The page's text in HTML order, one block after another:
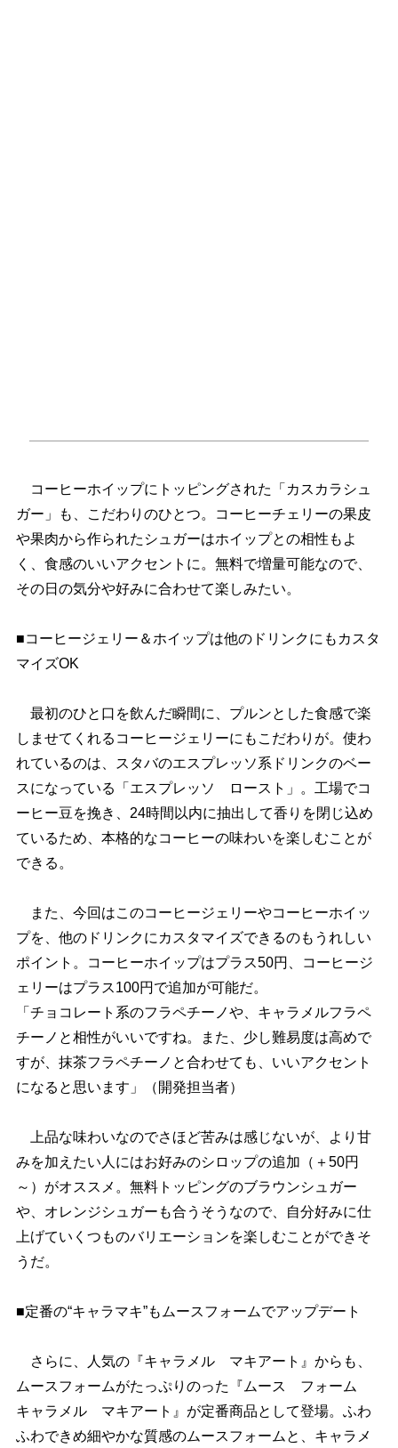
コーヒーホイップにトッピングされた「カスカラシュ
ガー」も、こだわりのひとつ。コーヒーチェリーの果皮
果肉から作られたシュガーはホイップとの相性もよ
く、食感のいいアクセントに。無料で増量可能なので、
その日の気分や好みに合わせて楽しみたい。
■コーヒージェリー＆ホイップは他のドリンクにもカスタ
マイズOK
最初のひと口を飲んだ瞬間に、プルンとした食感で楽
しませてくれるコーヒージェリーにもこだわりが。使わ
れているのは、スタバのエスプレッソ系ドリンクのベー
スになっている「エスプレッソ ロースト」。工場でコ
ーヒー豆を挽き、24時間以内に抽出して香りを閉じ込め
ているため、本格的なコーヒーの味わいを楽しむことが
できる。
また、今回はこのコーヒージェリーやコーヒーホイッ
プを、他のドリンクにカスタマイズできるのもうれしい
ポイント。コーヒーホイップはプラス50円、コーヒージ
ェリーはプラス100円で追加が可能だ。
「チョコレート系のフラペチーノや、キャラメルフラペ
チーノと相性がいいですね。また、少し難易度は高めで
すが、抹茶フラペチーノと合わせても、いいアクセント
になると思います」（開発担当者）
上品な味わいなのでさほど苦みは感じないが、より甘
みを加えたい人にはお好みのシロップの追加（＋50円
～）がオススメ。無料トッピングのブラウンシュガー
、オレンジシュガーも合うそうなので、自分好みに仕
上げていくつものバリエーションを楽しむことができそ
うだ。
■定番の“キャラマキ”もムースフォームでアップデート
さらに、人気の『キャラメル マキアート』からも、
ムースフォームがたっぷりのった『ムース フォーム
キャラメル マキアート』が定番商品として登場。ふわ
ふわできめ細やかな質感のムースフォームと、キャラメ